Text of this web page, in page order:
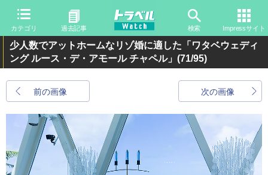
カテゴリ 過去記事 検索 Impressサイト
少人数でアットホームなリゾ婚に適した「ワタベウェディ
ング ルース・デ・アモール チャペル」 (71/95)
前の画像 次の画像